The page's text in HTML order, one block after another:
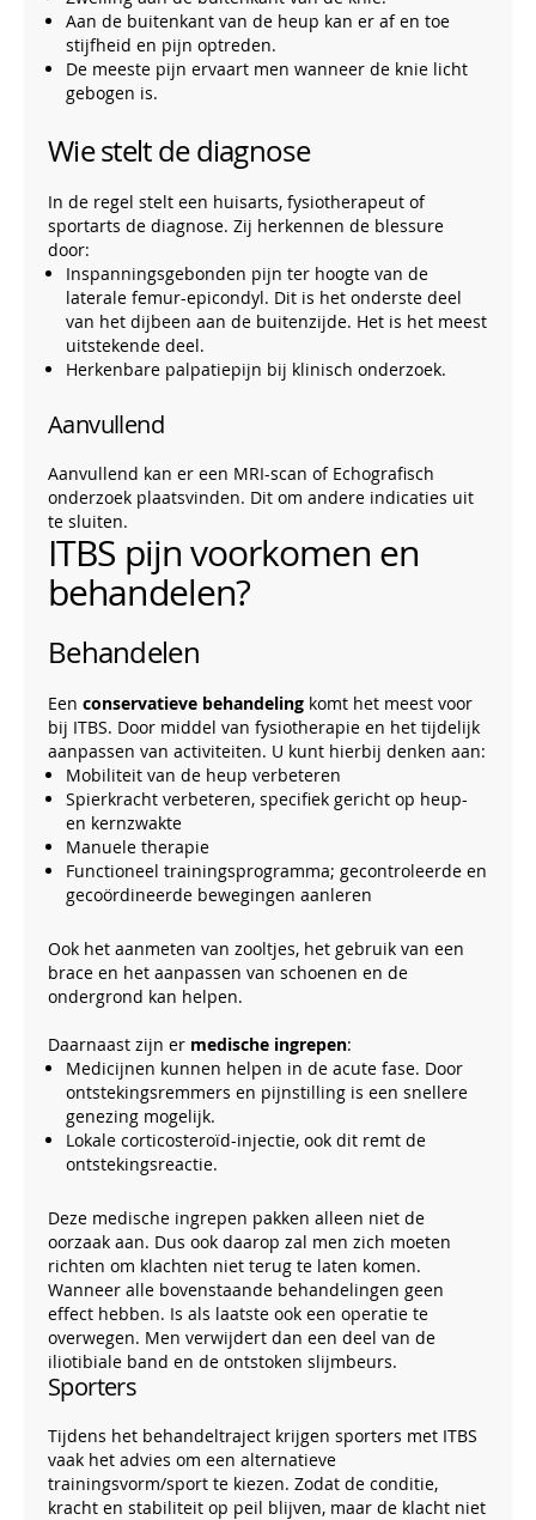
Aan de buitenkant van de heup kan er af en toe
stijfheid en pijn optreden.
De meeste pijn ervaart men wanneer de knie licht
gebogen is.
Wie stelt de diagnose
In de regel stelt een huisarts, fysiotherapeut of
sportarts de diagnose. Zij herkennen de blessure
door:
Inspanningsgebonden pijn ter hoogte van de
laterale femur-epicondyl. Dit is het onderste deel
van het dijbeen aan de buitenzijde. Het is het meest
uitstekende deel.
Herkenbare palpatiepijn bij klinisch onderzoek.
Aanvullend
Aanvullend kan er een MRI-scan of Echografisch
onderzoek plaatsvinden. Dit om andere indicaties uit
te sluiten.
ITBS pijn voorkomen en
behandelen?
Behandelen
Een conservatieve behandeling komt het meest voor
bij ITBS. Door middel van fysiotherapie en het tijdelijk
aanpassen van activiteiten. U kunt hierbij denken aan:
Mobiliteit van de heup verbeteren
Spierkracht verbeteren, specifiek gericht op heup-
en kernzwakte
Manuele therapie
Functioneel trainingsprogramma; gecontroleerde en
gecoördineerde bewegingen aanleren
Ook het aanmeten van zooltjes, het gebruik van een
brace en het aanpassen van schoenen en de
ondergrond kan helpen.
Daarnaast zijn er medische ingrepen:
Medicijnen kunnen helpen in de acute fase. Door
ontstekingsremmers en pijnstilling is een snellere
genezing mogelijk.
Lokale corticosteroïd-injectie, ook dit remt de
ontstekingsreactie.
Deze medische ingrepen pakken alleen niet de
oorzaak aan. Dus ook daarop zal men zich moeten
richten om klachten niet terug te laten komen.
Wanneer alle bovenstaande behandelingen geen
effect hebben. Is als laatste ook een operatie te
overwegen. Men verwijdert dan een deel van de
iliotibiale band en de ontstoken slijmbeurs.
Sporters
Tijdens het behandeltraject krijgen sporters met ITBS
vaak het advies om een alternatieve
trainingsvorm/sport te kiezen. Zodat de conditie,
kracht en stabiliteit op peil blijven, maar de klacht niet